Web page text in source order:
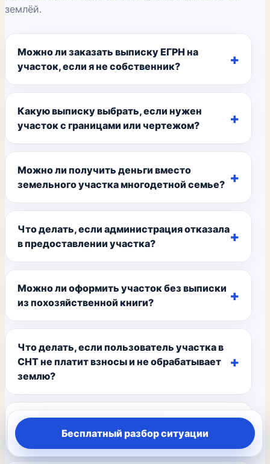
землёй.
Можно ли заказать выписку ЕГРН на
участок, если я не собственник?
Какую выписку выбрать, если нужен
участок с границами или чертежом?
Можно ли получить деньги вместо
земельного участка многодетной семье?
Что делать, если администрация отказала
в предоставлении участка?
Можно ли оформить участок без выписки
из похозяйственной книги?
Что делать, если пользователь участка в
СНТ не платит взносы и не обрабатывает
землю?
Могут ли жильцы использовать
придомовой земельный участок?
Бесплатный разбор ситуации